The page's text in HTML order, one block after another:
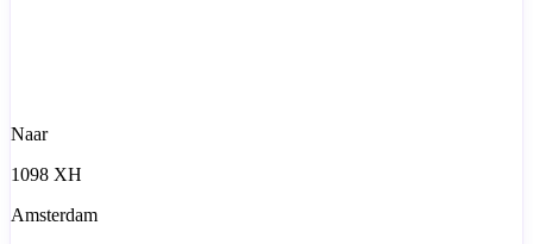
Naar
1098 XH
Amsterdam